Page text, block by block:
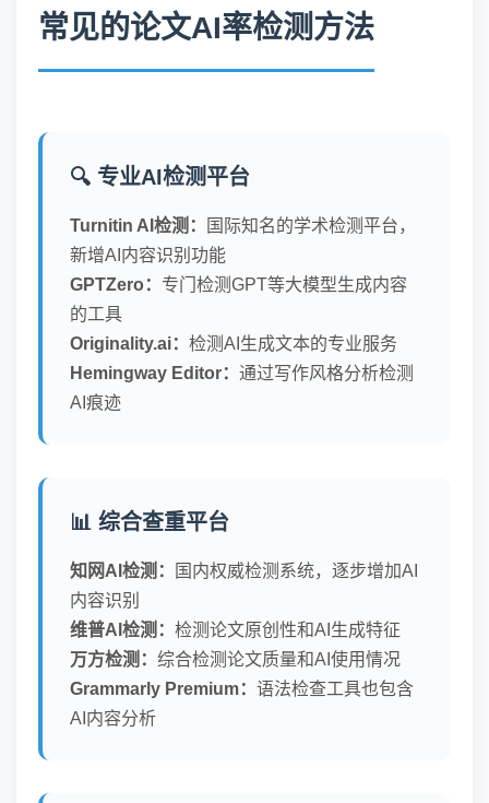
常见的论文AI率检测方法
🔍 专业AI检测平台
Turnitin AI检测：
国际知名的学术检测平台，
新增AI内容识别功能
GPTZero： 专门检测GPT等大模型生成内容
的工具
Originality.ai： 检测AI生成文本的专业服务
Hemingway Editor： 通过写作风格分析检测
AI痕迹
📊 综合查重平台
知网AI检测：
国内权威检测系统，逐步增加AI
内容识别
维普AI检测： 检测论文原创性和AI生成特征
万方检测： 综合检测论文质量和AI使用情况
Grammarly Premium： 语法检查工具也包含
AI内容分析